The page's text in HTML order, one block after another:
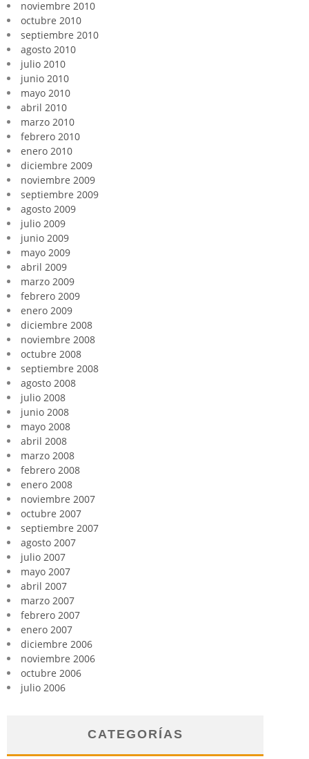
noviembre 2010
octubre 2010
septiembre 2010
agosto 2010
julio 2010
junio 2010
mayo 2010
abril 2010
marzo 2010
febrero 2010
enero 2010
diciembre 2009
noviembre 2009
septiembre 2009
agosto 2009
julio 2009
junio 2009
mayo 2009
abril 2009
marzo 2009
febrero 2009
enero 2009
diciembre 2008
noviembre 2008
octubre 2008
septiembre 2008
agosto 2008
julio 2008
junio 2008
mayo 2008
abril 2008
marzo 2008
febrero 2008
enero 2008
noviembre 2007
octubre 2007
septiembre 2007
agosto 2007
julio 2007
mayo 2007
abril 2007
marzo 2007
febrero 2007
enero 2007
diciembre 2006
noviembre 2006
octubre 2006
julio 2006
CATEGORÍAS